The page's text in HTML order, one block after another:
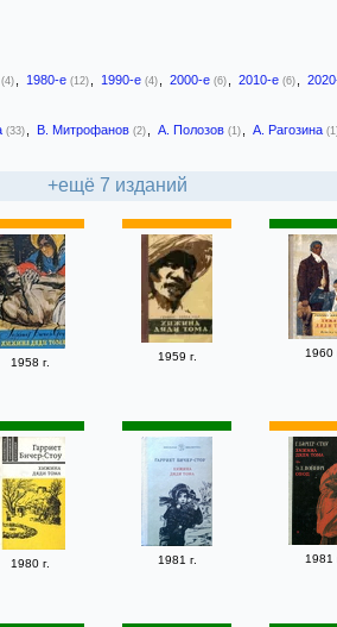
(4) 1980-е (12) 1990-е (4) 2000-е (6) 2010-е (6)
(33) В. Митрофанов (2) А. Полозов (1) А. Рагозина
+ещё 7 изданий
1958 г. 1959 г.
1960
1980 г. 1981 г. 1981